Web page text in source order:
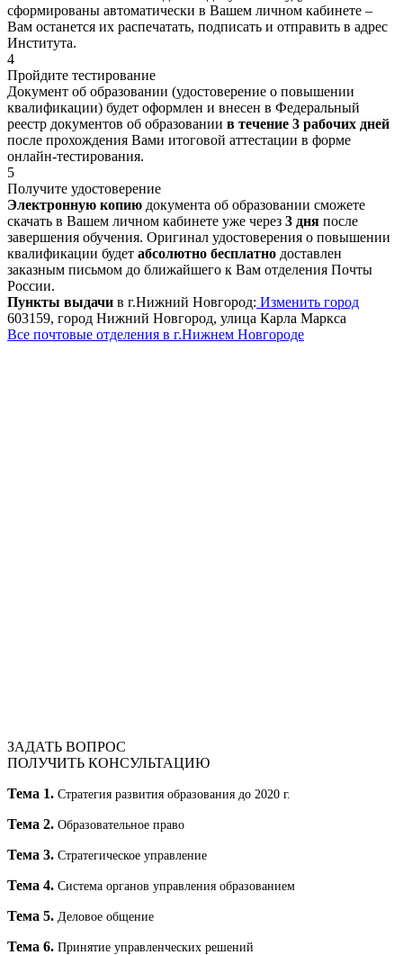
сформированы автоматически в Вашем личном кабинете –
Вам останется их распечатать, подписать и отправить в адрес
Института.
4
Пройдите тестирование
Документ об образовании (удостоверение о повышении
квалификации) будет оформлен и внесен в Федеральный
реестр документов об образовании в течение 3 рабочих дней
после прохождения Вами итоговой аттестации в форме
онлайн-тестирования.
5
Получите удостоверение
Электронную копию документа об образовании сможете
скачать в Вашем личном кабинете уже через 3 дня после
завершения обучения. Оригинал удостоверения о повышении
квалификации будет абсолютно бесплатно доставлен
заказным письмом до ближайшего к Вам отделения Почты
России.
Пункты выдачи в г.Нижний Новгород: Изменить город
603159, город Нижний Новгород, улица Карла Маркса
Все почтовые отделения в г.Нижнем Новгороде
ЗАДАТЬ ВОПРОС
ПОЛУЧИТЬ КОНСУЛЬТАЦИЮ
Тема 1. Стратегия развития образования до 2020 г.
Тема 2. Образовательное право
Тема 3. Стратегическое управление
Тема 4. Система органов управления образованием
Тема 5. Деловое общение
Тема 6. Принятие управленческих решений